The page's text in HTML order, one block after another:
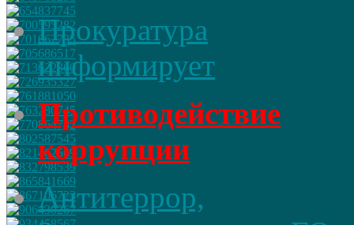
Прокуратура
информирует
Противодействие
коррупции
Антитеррор,